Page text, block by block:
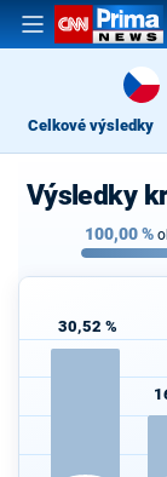
Celkové výsledky
Výsledky
100,00%
30,52 %